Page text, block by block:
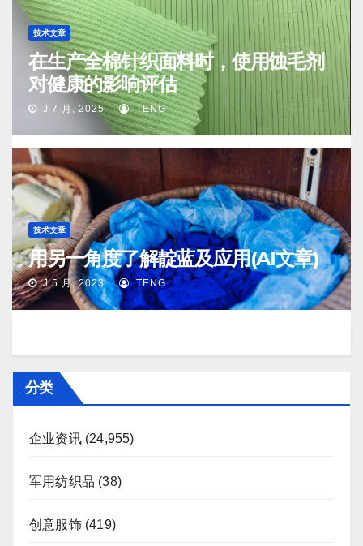
技术文章
在生产全棉针织面料时，使用蚀毛剂
对健康的影响评估
J 7 月, 2025 TENG
技术文章
用另一角度了解靛蓝及应用(AI文章)
J 5 月, 2023 TENG
分类
企业资讯(24,955)
军用纺织品 (38)
创意服饰(419)